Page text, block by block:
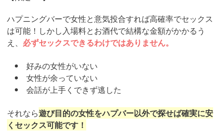
ハプニングバーで女性と意気投合すれば高確率でセックス
は可能！しかし入場料とお酒代で結構な金額がかかるう
え、 必ずセックスできるわけではありません。
好みの女性がいない
女性が余っていない
会話が上手くできず逃した
それなら遊び目的の女性をハプバー以外で探せば確実に安
くセックス可能です！